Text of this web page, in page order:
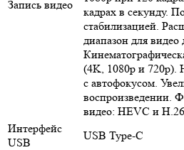
Запись видео
кадрах в секунду.
стабилизацией.
диапазон для видео
(4K, 1080p и 720p).
с автофокусом.
воспроизведении.
видео: HEVC и
Интерфейс
USB
USB Type-C